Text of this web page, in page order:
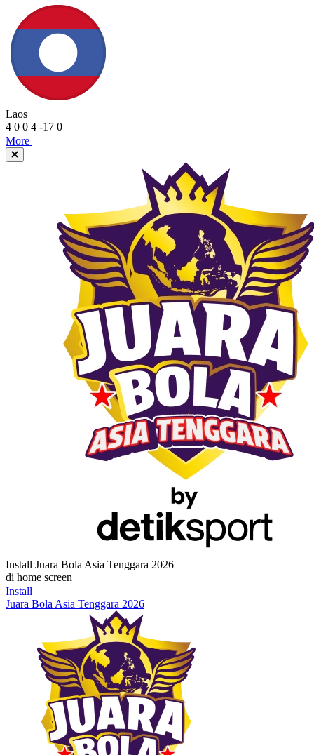
Laos
4 0 0 4 -17 0
More
Install Juara Bola Asia Tenggara 2026
di home screen
Install
Juara Bola Asia Tenggara 2026